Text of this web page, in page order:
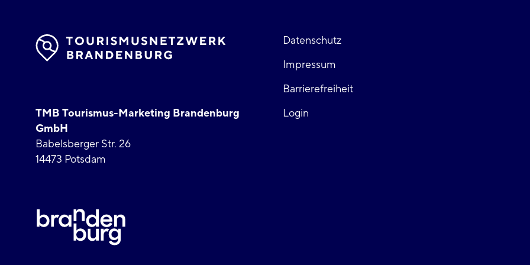
TMB Tourismus-Marketing Brandenburg
GmbH
Babelsberger Str. 26
14473 Potsdam
Fußzeile
links
Datenschutz
Impressum
Barrierefreiheit
Login